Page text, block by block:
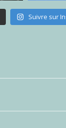
Suivre sur